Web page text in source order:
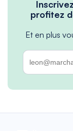
profitez
Et en plus